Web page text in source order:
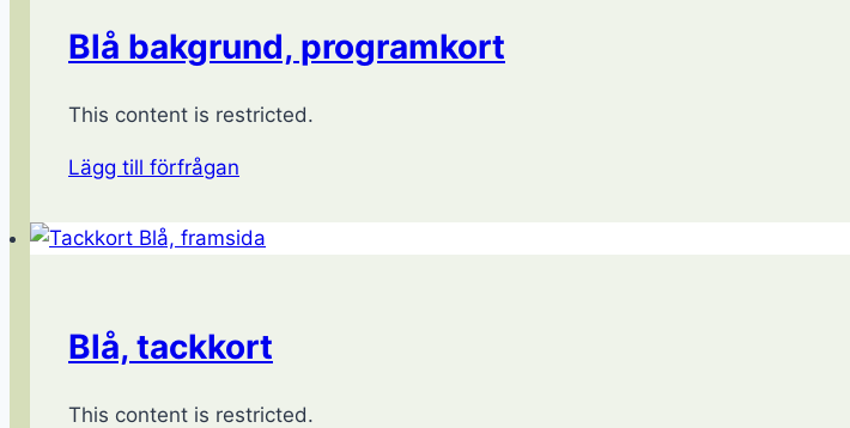
Blå bakgrund, programkort
This content is restricted.
Lägg till förfrågan
Blå, tackkort
This content is restricted.